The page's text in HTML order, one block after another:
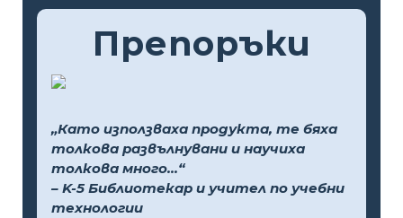
Препоръки
„Като използваха продукта, те бяха
толкова развълнувани и научиха
толкова много...“
– K-5 Библиотекар и учител по учебни
технологии